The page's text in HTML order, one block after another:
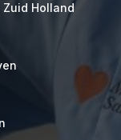
Holland